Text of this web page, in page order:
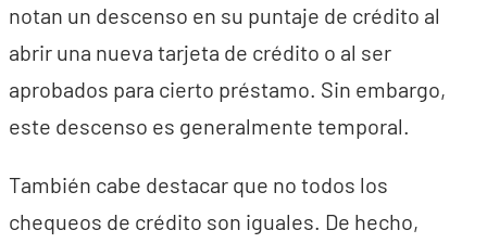
notan un descenso en su puntaje de crédito al
abrir una nueva tarjeta de crédito o al ser
aprobados para cierto préstamo. Sin embargo,
este descenso es generalmente temporal.
También cabe destacar que no todos los
chequeos de crédito son iguales. De hecho,